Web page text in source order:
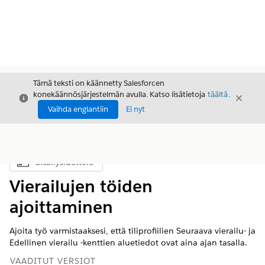
Sulje
Tämä teksti on käännetty Salesforcen
konekäännösjärjestelmän avulla. Katso lisätietoja täältä.
Vaihda englantiin
Ei nyt
Sulje
Näytä sisällysluettelo
Sisällysluettelo
Vierailujen töiden
ajoittaminen
Ajoita työ varmistaaksesi, että tiliprofiilien Seuraava vierailu- ja
Edellinen vierailu -kenttien aluetiedot ovat aina ajan tasalla.
VAADITUT VERSIOT